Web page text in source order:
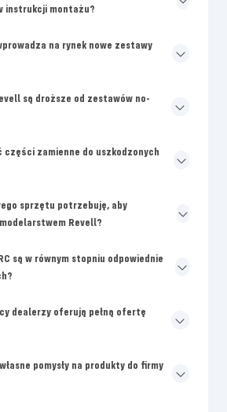
instrukcji montażu?
na rynek nowe zestawy
są droższe od zestawów no-
części zamienne do uszkodzonych
sprzętu potrzebuję, aby
Revell?
są w równym stopniu odpowiednie
dealerzy oferują pełną ofertę
pomysły na produkty do firmy